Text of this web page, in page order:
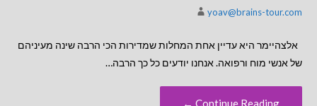
yoav@brains-tour.com
אלצהיימר היא עדיין אחת המחלות שמדירות הכי הרבה שינה מעיניהם
של אנשי מוח ורפואה. אנחנו יודעים כל כך הרבה…
Continue Reading ←